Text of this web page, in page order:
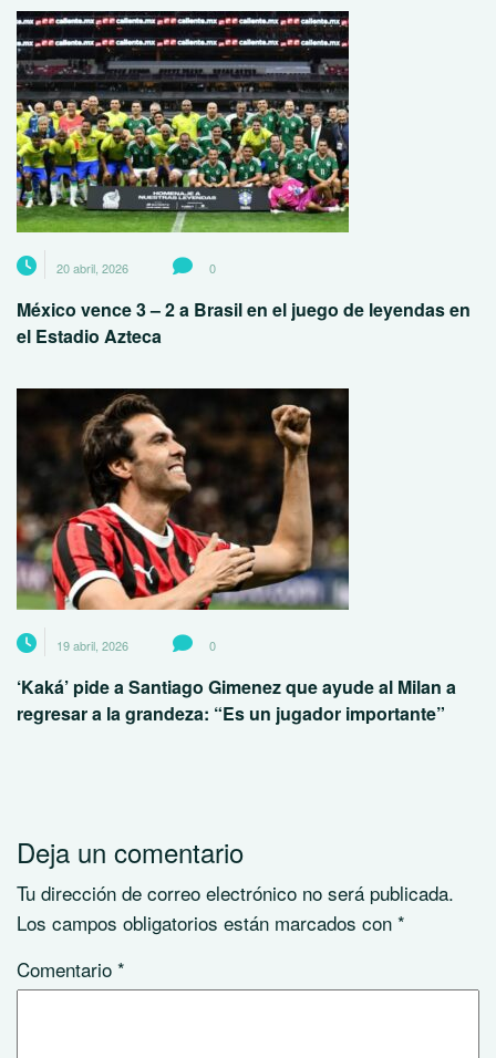
20 abril, 2026 0
México vence 3 – 2 a Brasil en el juego de leyendas en
el Estadio Azteca
19 abril, 2026 0
‘Kaká’ pide a Santiago Gimenez que ayude al Milan a
regresar a la grandeza: “Es un jugador importante”
Deja un comentario
Tu dirección de correo electrónico no será publicada.
Los campos obligatorios están marcados con *
Comentario *